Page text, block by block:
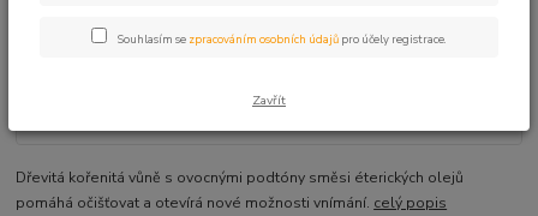
Dřevitá kořenitá vůně s ovocnými podtóny směsi éterických olejů
pomáhá očišťovat a otevírá nové možnosti vnímání. celý popis
Souhlasím se zpracováním osobních údajů pro účely registrace.
Zavřít